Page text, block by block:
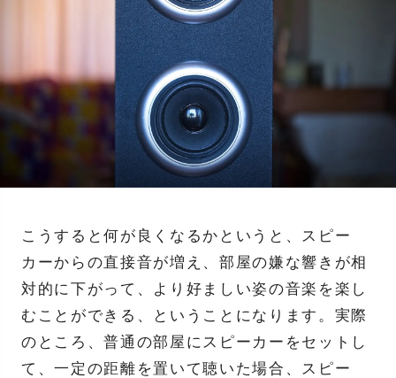
こうすると何が良くなるかというと、スピー
カーからの直接音が増え、部屋の嫌な響きが相
対的に下がって、より好ましい姿の音楽を楽し
むことができる、ということになります。実際
のところ、普通の部屋にスピーカーをセットし
て、一定の距離を置いて聴いた場合、スピー